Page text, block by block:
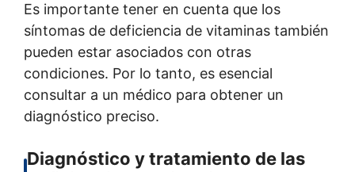
Es importante tener en cuenta que los
síntomas de deficiencia de vitaminas también
pueden estar asociados con otras
condiciones. Por lo tanto, es esencial
consultar a un médico para obtener un
diagnóstico preciso.
Diagnóstico y tratamiento de las